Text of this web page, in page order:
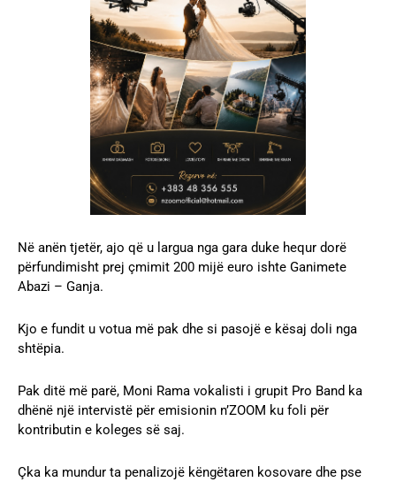
Në anën tjetër, ajo që u largua nga gara duke hequr dorë
përfundimisht prej çmimit 200 mijë euro ishte Ganimete
Abazi – Ganja.
Kjo e fundit u votua më pak dhe si pasojë e kësaj doli nga
shtëpia.
Pak ditë më parë, Moni Rama vokalisti i grupit Pro Band ka
dhënë një intervistë për emisionin n’ZOOM ku foli për
kontributin e koleges së saj.
Çka ka mundur ta penalizojë këngëtaren kosovare dhe pse